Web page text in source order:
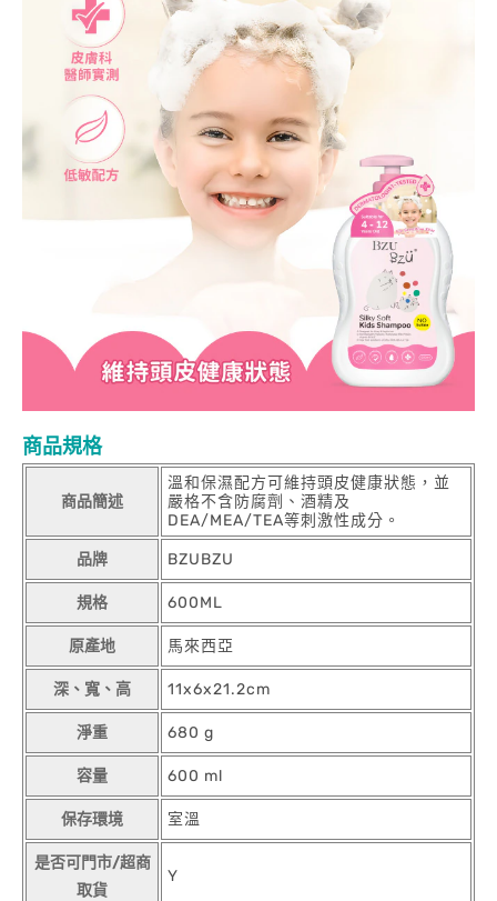
商品規格
商品簡述
溫和保濕配方可維持頭皮健康狀態，並
嚴格不含防腐劑、酒精及
DEA/MEA/TEA等刺激性成分。
品牌 BZUBZU
規格 600ML
原產地 馬來西亞
深、寬、高 11x6x21.2cm
淨重 680 g
容量 600 ml
保存環境 室溫
是否可門市/超商
取貨
Y